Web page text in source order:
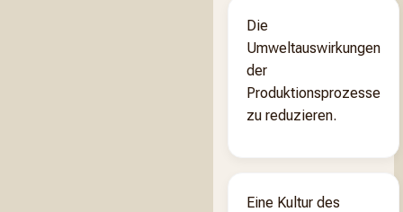
Die
Umweltauswirkungen
der
Produktionsprozesse
zu reduzieren.
Eine Kultur des